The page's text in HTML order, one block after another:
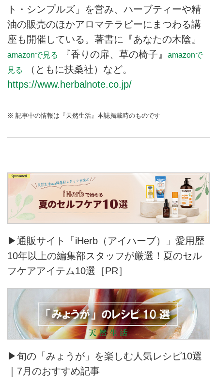
ト・シンプルズ」を営み、ハーブティーや精
油の販売のほかアロマテラピーにまつわる講
座も開催している。著書に『あなたの木陰』
amazonで見る 『香りの扉、草の椅子』
amazonで
見る
（ともに扶桑社）など。
https://www.herbalnote.co.jp/
※ 記事中の情報は『天然生活』本誌掲載時のものです
▶通販サイト「iHerb（アイハーブ）」愛用歴
10年以上の編集部スタッフが厳選！夏のセル
フケアアイテム10選［PR］
▶旬の「みょうが」を楽しむ人気レシピ10選
｜7月のおすすめ記事